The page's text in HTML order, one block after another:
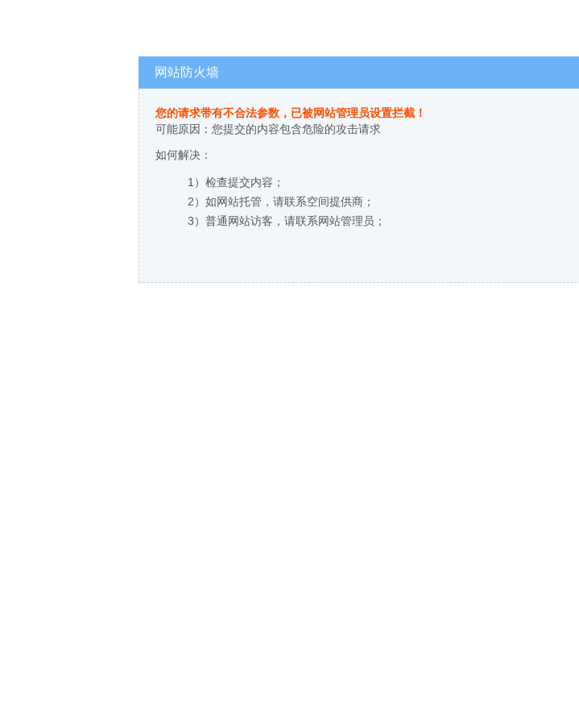
网站防火墙
您的请求带有不合法参数，已被网站管理员设置拦截！
可能原因：您提交的内容包含危险的攻击请求
如何解决：
1）检查提交内容；
2）如网站托管，请联系空间提供商；
3）普通网站访客，请联系网站管理员；